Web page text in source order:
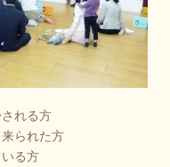
れる方
られた方
る方